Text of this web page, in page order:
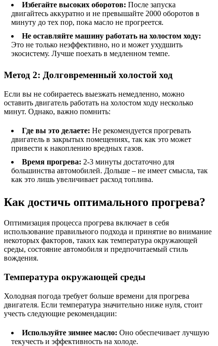
Избегайте высоких оборотов: После запуска
двигайтесь аккуратно и не превышайте 2000 оборотов в
минуту до тех пор, пока масло не прогреется.
Не оставляйте машину работать на холостом ходу:
Это не только неэффективно, но и может ухудшить
экосистему. Лучше поехать в медленном темпе.
Метод 2: Долговременный холостой ход
Если вы не собираетесь выезжать немедленно, можно
оставить двигатель работать на холостом ходу несколько
минут. Однако, важно помнить:
Где вы это делаете: Не рекомендуется прогревать
двигатель в закрытых помещениях, так как это может
привести к накоплению вредных газов.
Время прогрева: 2-3 минуты достаточно для
большинства автомобилей. Дольше – не имеет смысла, так
как это лишь увеличивает расход топлива.
Как достичь оптимального прогрева?
Оптимизация процесса прогрева включает в себя
использование правильного подхода и принятие во внимание
некоторых факторов, таких как температура окружающей
среды, состояние автомобиля и предпочитаемый стиль
вождения.
Температура окружающей среды
Холодная погода требует больше времени для прогрева
двигателя. Если температура значительно ниже нуля, стоит
учесть следующие рекомендации:
Используйте зимнее масло: Оно обеспечивает лучшую
текучесть и эффективность на холоде.